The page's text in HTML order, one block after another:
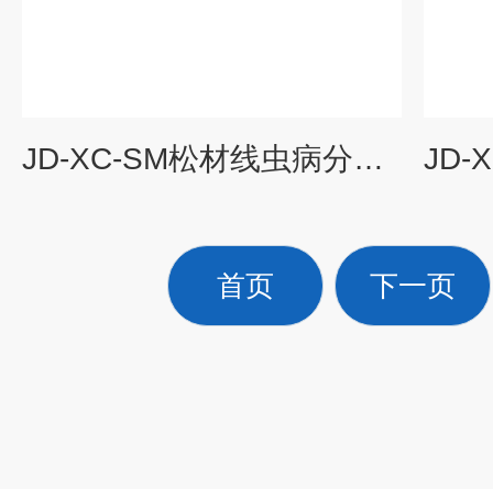
JD-XC-SM松材线虫病分子检测仪
首页 下一页